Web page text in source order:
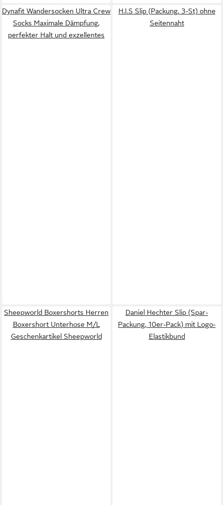
Dynafit Wandersocken Ultra Crew
Socks Maximale Dämpfung,
perfekter Halt und exzellentes
H.I.S Slip (Packung, 3-St) ohne
Seitennaht
Sheepworld Boxershorts Herren
Boxershort Unterhose M/L
Geschenkartikel Sheepworld
Daniel Hechter Slip (Spar-
Packung, 10er-Pack) mit Logo-
Elastikbund